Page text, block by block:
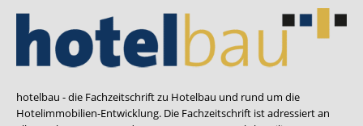
hotelbau - die Fachzeitschrift zu Hotelbau und rund um die
Hotelimmobilien-Entwicklung. Die Fachzeitschrift ist adressiert an